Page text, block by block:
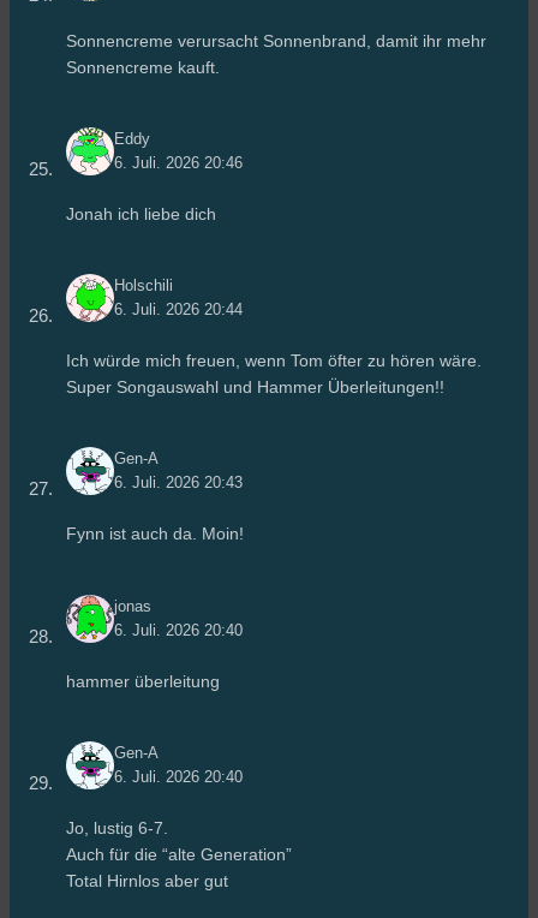
Sonnencreme verursacht Sonnenbrand, damit ihr mehr
Sonnencreme kauft.
Eddy
6. Juli. 2026 20:46
Jonah ich liebe dich
Holschili
6. Juli. 2026 20:44
Ich würde mich freuen, wenn Tom öfter zu hören wäre.
Super Songauswahl und Hammer Überleitungen!!
Gen-A
6. Juli. 2026 20:43
Fynn ist auch da. Moin!
jonas
6. Juli. 2026 20:40
hammer überleitung
Gen-A
6. Juli. 2026 20:40
Jo, lustig 6-7.
Auch für die “alte Generation”
Total Hirnlos aber gut